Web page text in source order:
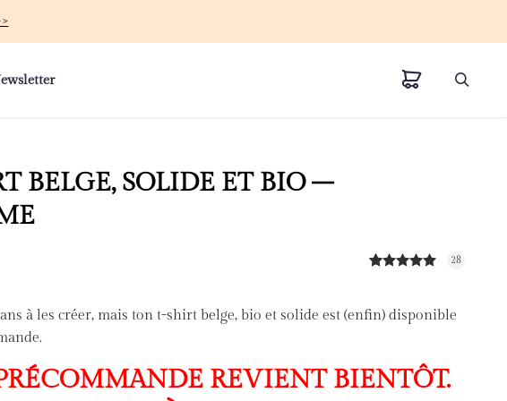
BELGE, SOLIDE ET BIO –
notations
28
à les créer, mais ton t-shirt belge, bio et solide est (enfin) disponible
REVIENT BIENTÔT.